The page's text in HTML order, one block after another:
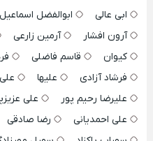
ابی عالی
ابوالفضل اسماعیل
آرون افشار
آرمین زارعی
کیوان
قاسم فاضلی
فرشاد آزادی
علیها
علیرضا رحیم پور
علی
علی احمدیانی
رضا صادقی